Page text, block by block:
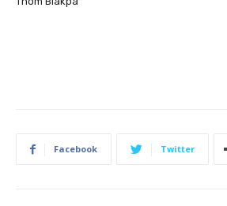
Facebook Twitter